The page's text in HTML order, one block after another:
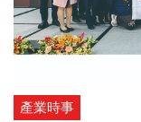
產業時事